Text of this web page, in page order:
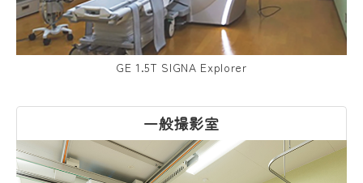
GE 1.5T SIGNA Explorer
一般撮影室